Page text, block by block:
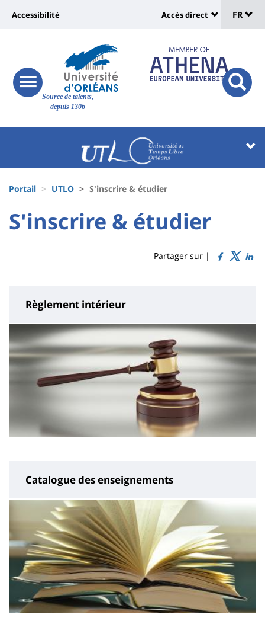
Site
Source de talents,
depuis 1306
Recherche
responsive
menu
button
Université
vers
page
accessibilité
Accessibilité
:
Shortcut
links
Accès direct
de
FR
Block
liste
des
composantes
d'Ariane
Portail UTLO S'inscrire & étudier
University
:
University
Titre
S'inscrire & étudier
Partager sur |
Règlement intérieur
Catalogue des enseignements